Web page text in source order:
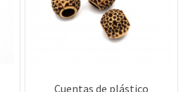
Cuentas de plástico